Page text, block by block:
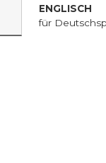
ENGLISCH
für